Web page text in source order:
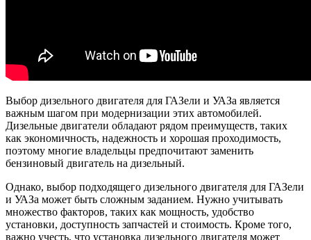
Выбор дизельного двигателя для ГАЗели и УАЗа является
важным шагом при модернизации этих автомобилей.
Дизельные двигатели обладают рядом преимуществ, таких
как экономичность, надежность и хорошая проходимость,
поэтому многие владельцы предпочитают заменить
бензиновый двигатель на дизельный.
Однако, выбор подходящего дизельного двигателя для ГАЗели
и УАЗа может быть сложным заданием. Нужно учитывать
множество факторов, таких как мощность, удобство
установки, доступность запчастей и стоимость. Кроме того,
важно учесть, что установка дизельного двигателя может